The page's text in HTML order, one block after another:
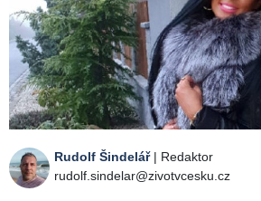
Rudolf Šindelář| Redaktor
rudolf.sindelar@zivotvcesku.cz